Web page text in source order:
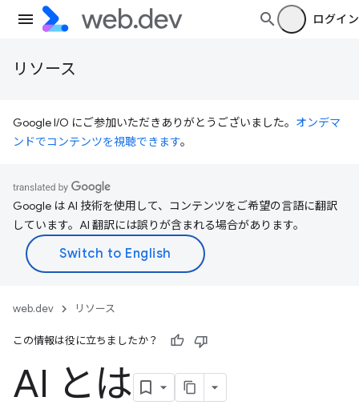
ログイン
リソース
Google I/O にご参加いただきありがとうございました。 オンデマ
ンドでコンテンツを視聴できます。
Google は AI 技術を使用して、コンテンツをご希望の言語に翻訳
しています。AI 翻訳には誤りが含まれる場合があります。
web.dev リソース
この情報は役に立ちましたか？
AI とは